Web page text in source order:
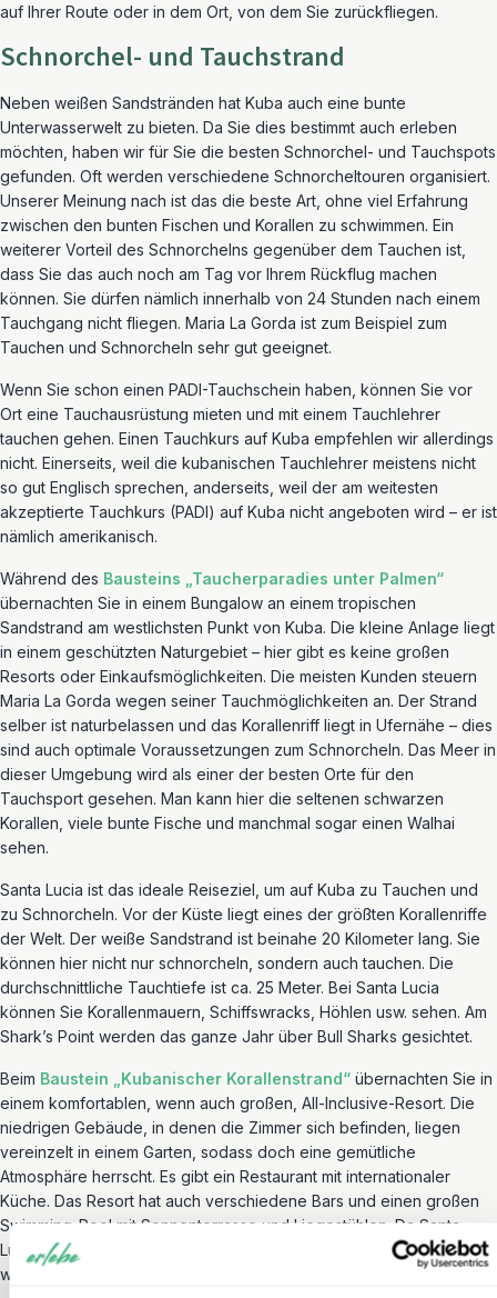
auf Ihrer Route oder in dem Ort, von dem Sie zurückfliegen.
Schnorchel- und Tauchstrand
Neben weißen Sandstränden hat Kuba auch eine bunte
Unterwasserwelt zu bieten. Da Sie dies bestimmt auch erleben
möchten, haben wir für Sie die besten Schnorchel- und Tauchspots
gefunden. Oft werden verschiedene Schnorcheltouren organisiert.
Unserer Meinung nach ist das die beste Art, ohne viel Erfahrung
zwischen den bunten Fischen und Korallen zu schwimmen. Ein
weiterer Vorteil des Schnorchelns gegenüber dem Tauchen ist,
dass Sie das auch noch am Tag vor Ihrem Rückflug machen
können. Sie dürfen nämlich innerhalb von 24 Stunden nach einem
Tauchgang nicht fliegen. Maria La Gorda ist zum Beispiel zum
Tauchen und Schnorcheln sehr gut geeignet.
Wenn Sie schon einen PADI-Tauchschein haben, können Sie vor
Ort eine Tauchausrüstung mieten und mit einem Tauchlehrer
tauchen gehen. Einen Tauchkurs auf Kuba empfehlen wir allerdings
nicht. Einerseits, weil die kubanischen Tauchlehrer meistens nicht
so gut Englisch sprechen, anderseits, weil der am weitesten
akzeptierte Tauchkurs (PADI) auf Kuba nicht angeboten wird – er ist
nämlich amerikanisch.
Während des Bausteins „Taucherparadies unter Palmen“
übernachten Sie in einem Bungalow an einem tropischen
Sandstrand am westlichsten Punkt von Kuba. Die kleine Anlage liegt
in einem geschützten Naturgebiet – hier gibt es keine großen
Resorts oder Einkaufsmöglichkeiten. Die meisten Kunden steuern
Maria La Gorda wegen seiner Tauchmöglichkeiten an. Der Strand
selber ist naturbelassen und das Korallenriff liegt in Ufernähe – dies
sind auch optimale Voraussetzungen zum Schnorcheln. Das Meer in
dieser Umgebung wird als einer der besten Orte für den
Tauchsport gesehen. Man kann hier die seltenen schwarzen
Korallen, viele bunte Fische und manchmal sogar einen Walhai
sehen.
Santa Lucia ist das ideale Reiseziel, um auf Kuba zu Tauchen und
zu Schnorcheln. Vor der Küste liegt eines der größten Korallenriffe
der Welt. Der weiße Sandstrand ist beinahe 20 Kilometer lang. Sie
können hier nicht nur schnorcheln, sondern auch tauchen. Die
durchschnittliche Tauchtiefe ist ca. 25 Meter. Bei Santa Lucia
können Sie Korallenmauern, Schiffswracks, Höhlen usw. sehen. Am
Shark’s Point werden das ganze Jahr über Bull Sharks gesichtet.
Beim Baustein „Kubanischer Korallenstrand“ übernachten Sie in
einem komfortablen, wenn auch großen, All-Inclusive-Resort. Die
niedrigen Gebäude, in denen die Zimmer sich befinden, liegen
vereinzelt in einem Garten, sodass doch eine gemütliche
Atmosphäre herrscht. Es gibt ein Restaurant mit internationaler
Küche. Das Resort hat auch verschiedene Bars und einen großen
Swimming-Pool mit Sonnenterrasse und Liegestühlen. Da Santa
Lucia sehr beliebt bei den Kanadiern ist, herrscht hier meist ein
wenig Partystimmung.